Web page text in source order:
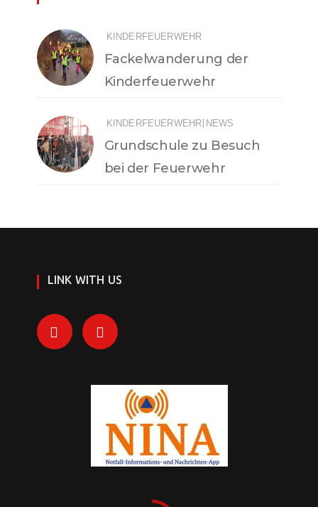
KINDERFEUERWEHR
Fackelwanderung der
Kinderfeuerwehr
KINDERFEUERWEHR NEWS
Grundschule zu Besuch
bei der Feuerwehr
LINK WITH US